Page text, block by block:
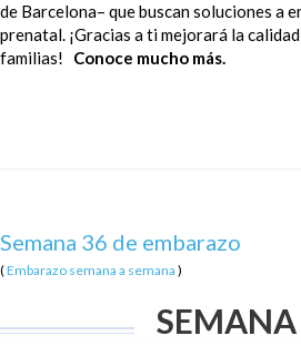
de Barcelona– que buscan soluciones a
prenatal. ¡Gracias a ti mejorará la
familias! Conoce mucho más.
Semana 36 de embarazo
(Embarazo semana a semana )